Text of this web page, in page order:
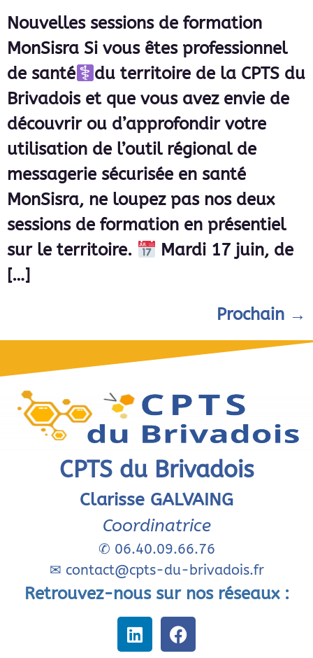
Nouvelles sessions de formation
MonSisra Si vous êtes professionnel
de santé
du territoire de la CPTS du
Brivadois et que vous avez envie de
découvrir ou d’approfondir votre
utilisation de l’outil régional de
messagerie sécurisée en santé
MonSisra, ne loupez pas nos deux
sessions de formation en présentiel
sur le territoire.
Mardi 17 juin, de
[…]
Prochain →
CPTS du Brivadois
Clarisse GALVAING
Coordinatrice
✆ 06.40.09.66.76
✉ contact@cpts-du-brivadois.fr
Retrouvez-nous sur nos réseaux :